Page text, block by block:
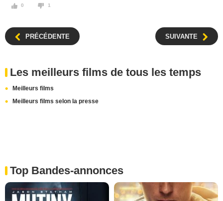
0 1
PRÉCÉDENTE SUIVANTE
Les meilleurs films de tous les temps
Meilleurs films
Meilleurs films selon la presse
Top Bandes-annonces